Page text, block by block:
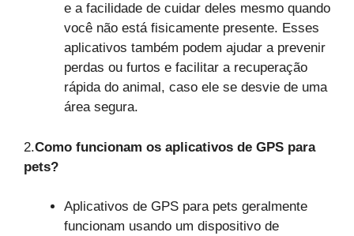
e a facilidade de cuidar deles mesmo quando
você não está fisicamente presente. Esses
aplicativos também podem ajudar a prevenir
perdas ou furtos e facilitar a recuperação
rápida do animal, caso ele se desvie de uma
área segura.
2.Como funcionam os aplicativos de GPS para
pets?
Aplicativos de GPS para pets geralmente
funcionam usando um dispositivo de